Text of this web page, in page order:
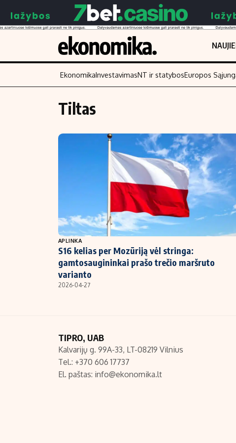
Turinys
Naujienos
Politika
NT ir statybos
Finansai
Įmonės
Žemės ūkis
Technologijos
Laisvalaikis
EkonomikaInvestavimasNT ir statybosEuropos
Tiltas
APLINKA
S16 kelias per Mozūriją vėl stringa:
gamtosaugininkai prašo trečio maršruto
varianto
2026-04-27
TIPRO, UAB
Kalvarijų g. 99A-33, LT-08219 Vilnius
Tel.: +370 606 17737
El. paštas: info@ekonomika.lt